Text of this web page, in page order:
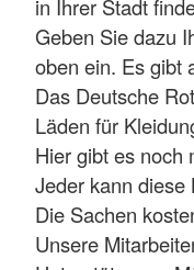
in Ihrer Stadt
Geben Sie dazu
oben ein. Es gibt
Das Deutsche
Läden für
Hier gibt es noch
Jeder kann diese
Die Sachen
Unsere